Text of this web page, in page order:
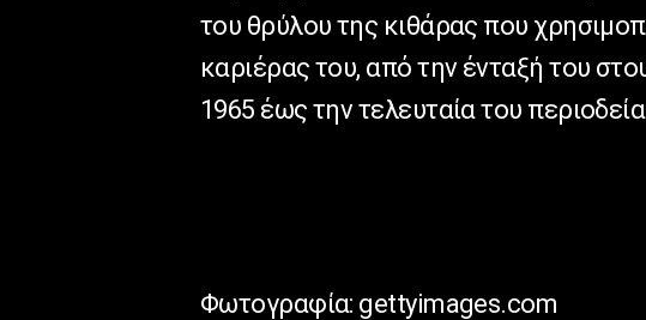
του θρύλου της κιθάρας που
καριέρας του, από την ένταξή του
1965 έως την τελευταία του
Φωτογραφία: gettyimages.com